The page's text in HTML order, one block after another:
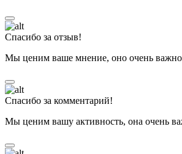
Спасибо за отзыв!
Мы ценим ваше мнение, оно очень важно
Спасибо за комментарий!
Мы ценим вашу активность, она очень